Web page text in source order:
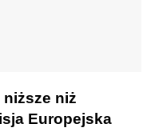
niż
Europejska